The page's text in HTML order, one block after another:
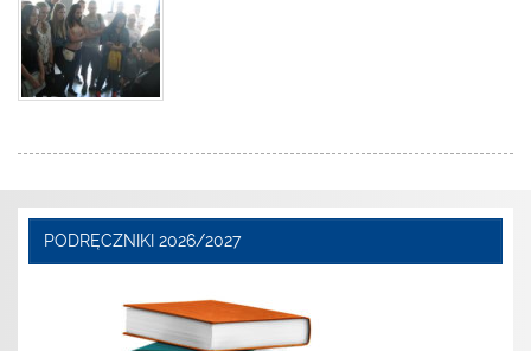
PODRĘCZNIKI 2026/2027